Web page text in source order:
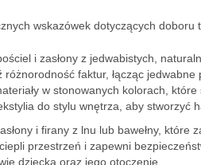
wskazówek dotyczących doboru
i zasłony z jedwabistych,
różnorodność faktur, łącząc
w stonowanych kolorach,
do stylu wnętrza, aby stworzyć
i firany z lnu lub bawełny,
przestrzeń i zapewni
dziecka oraz jego otoczenie.